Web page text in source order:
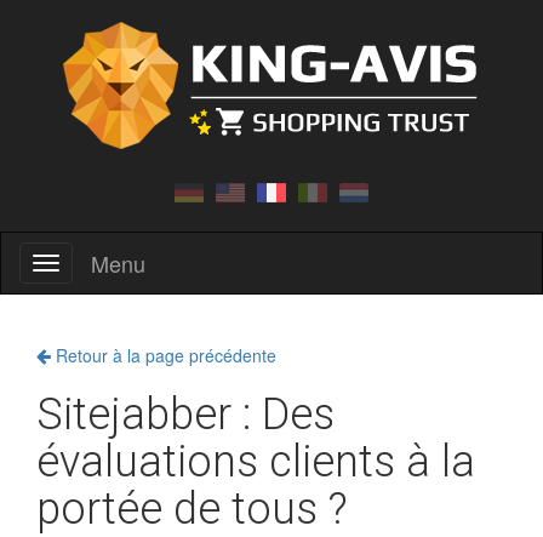
Menu Menu
Retour à la page précédente
Sitejabber : Des
évaluations clients à la
portée de tous ?